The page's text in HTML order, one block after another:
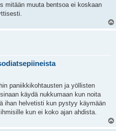
mitään muuta bentsoa ei koskaan
paniikkikohtausten ja yöllisten
käydä nukkumaan kun noita
ihan helvetisti kun pystyy käymään
kun ei koko ajan ahdista.